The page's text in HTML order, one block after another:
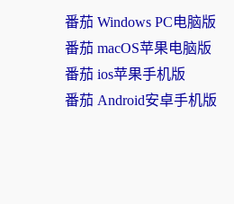
番茄 Windows PC电脑版
番茄 macOS苹果电脑版
番茄 ios苹果手机版
番茄 Android安卓手机版